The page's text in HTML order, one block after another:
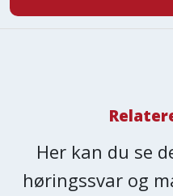
Her kan du se
høringssvar og